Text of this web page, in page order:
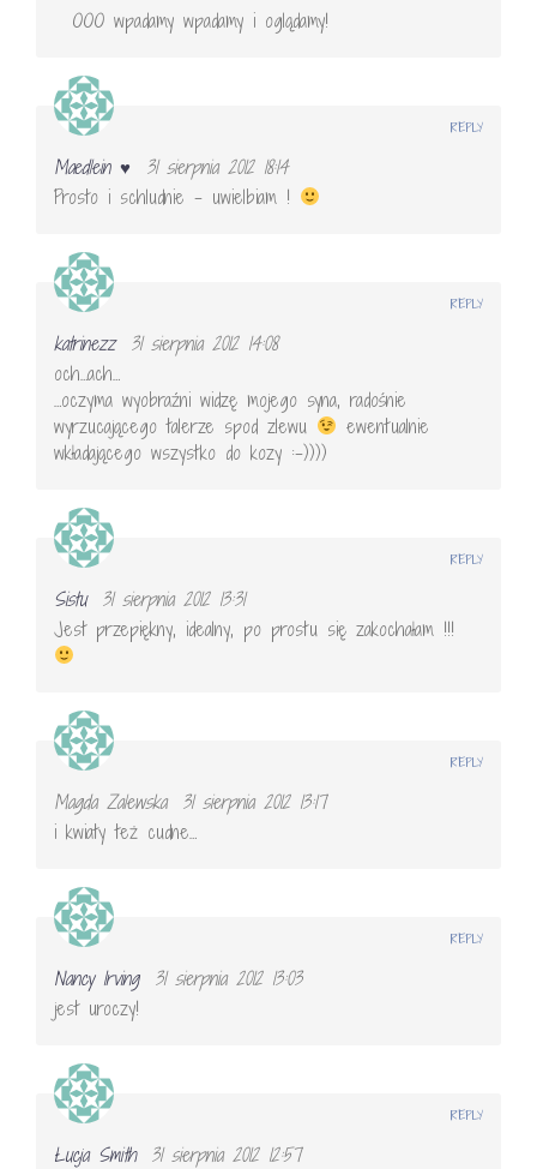
OOO wpadamy wpadamy i oglądamy!
Maedlein ♥
31 sierpnia 2012 18:14
Prosto i schludnie – uwielbiam !
REPLY
katrinezz
31 sierpnia 2012 14:08
och…ach…
…oczyma wyobraźni widzę mojego syna, radośnie
wyrzucającego talerze spod zlewu
ewentualnie
wkładającego wszystko do kozy :-))))
REPLY
Sistu
31 sierpnia 2012 13:31
Jest przepiękny, idealny, po prostu się zakochałam !!!
REPLY
Magda Zalewska
31 sierpnia 2012 13:17
i kwiaty też cudne…
REPLY
Nancy Irving
31 sierpnia 2012 13:03
jest uroczy!
REPLY
Łucja Smith
31 sierpnia 2012 12:57
REPLY